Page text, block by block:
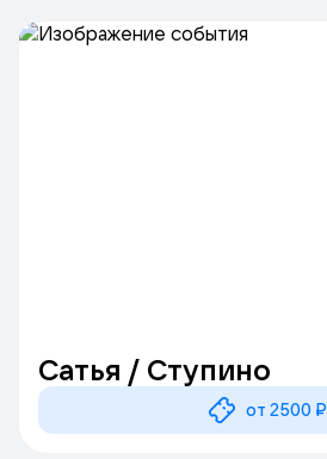
Сатья / Ступино
от 2500 ₽